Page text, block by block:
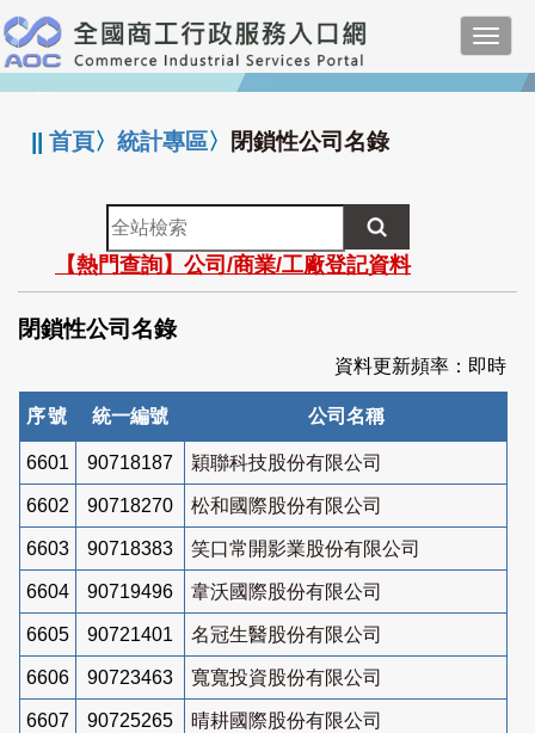
跳
到
主
要
:::
||首頁〉統計專區〉 閉鎖性公司名錄
全
站
檢
索
【熱門查詢】公司/商業/工廠登記資料
閉鎖性公司名錄
資料更新頻率：即時
序號 統一編號 公司名稱
6601 90718187 穎聯科技股份有限公司
6602 90718270 松和國際股份有限公司
6603 90718383 笑口常開影業股份有限公司
6604 90719496 韋沃國際股份有限公司
6605 90721401 名冠生醫股份有限公司
6606 90723463 寬寬投資股份有限公司
6607 90725265 晴耕國際股份有限公司